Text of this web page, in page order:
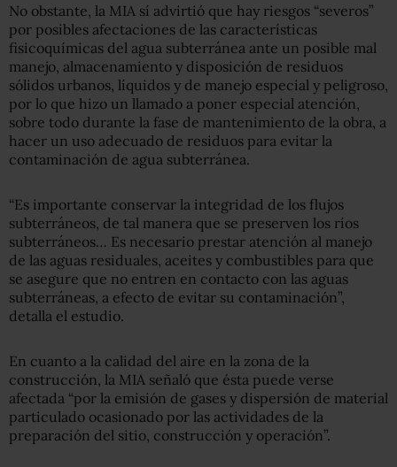
No obstante, la MIA sí advirtió que hay riesgos “severos”
por posibles afectaciones de las características
fisicoquímicas del agua subterránea ante un posible mal
manejo, almacenamiento y disposición de residuos
sólidos urbanos, líquidos y de manejo especial y peligroso,
por lo que hizo un llamado a poner especial atención,
sobre todo durante la fase de mantenimiento de la obra, a
hacer un uso adecuado de residuos para evitar la
contaminación de agua subterránea.
“Es importante conservar la integridad de los flujos
subterráneos, de tal manera que se preserven los ríos
subterráneos… Es necesario prestar atención al manejo
de las aguas residuales, aceites y combustibles para que
se asegure que no entren en contacto con las aguas
subterráneas, a efecto de evitar su contaminación”,
detalla el estudio.
En cuanto a la calidad del aire en la zona de la
construcción, la MIA señaló que ésta puede verse
afectada “por la emisión de gases y dispersión de material
particulado ocasionado por las actividades de la
preparación del sitio, construcción y operación”.